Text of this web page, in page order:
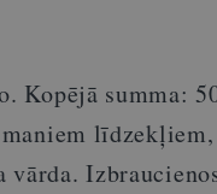
Kopējā summa: